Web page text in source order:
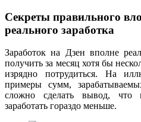
Секреты правильного
реального заработка
Заработок на Дзен вполне
получить за месяц хотя бы
изрядно потрудиться. На
примеры сумм,
сложно сделать вывод, что
заработать гораздо меньше.